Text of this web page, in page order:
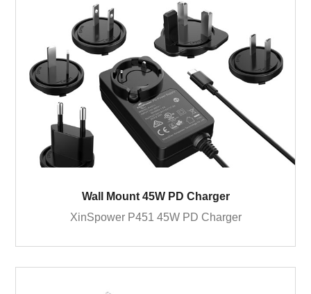
Wall Mount 45W PD Charger
XinSpower P451 45W PD Charger